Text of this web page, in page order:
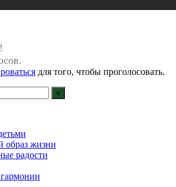
для того, чтобы проголосовать.
образ жизни
радости